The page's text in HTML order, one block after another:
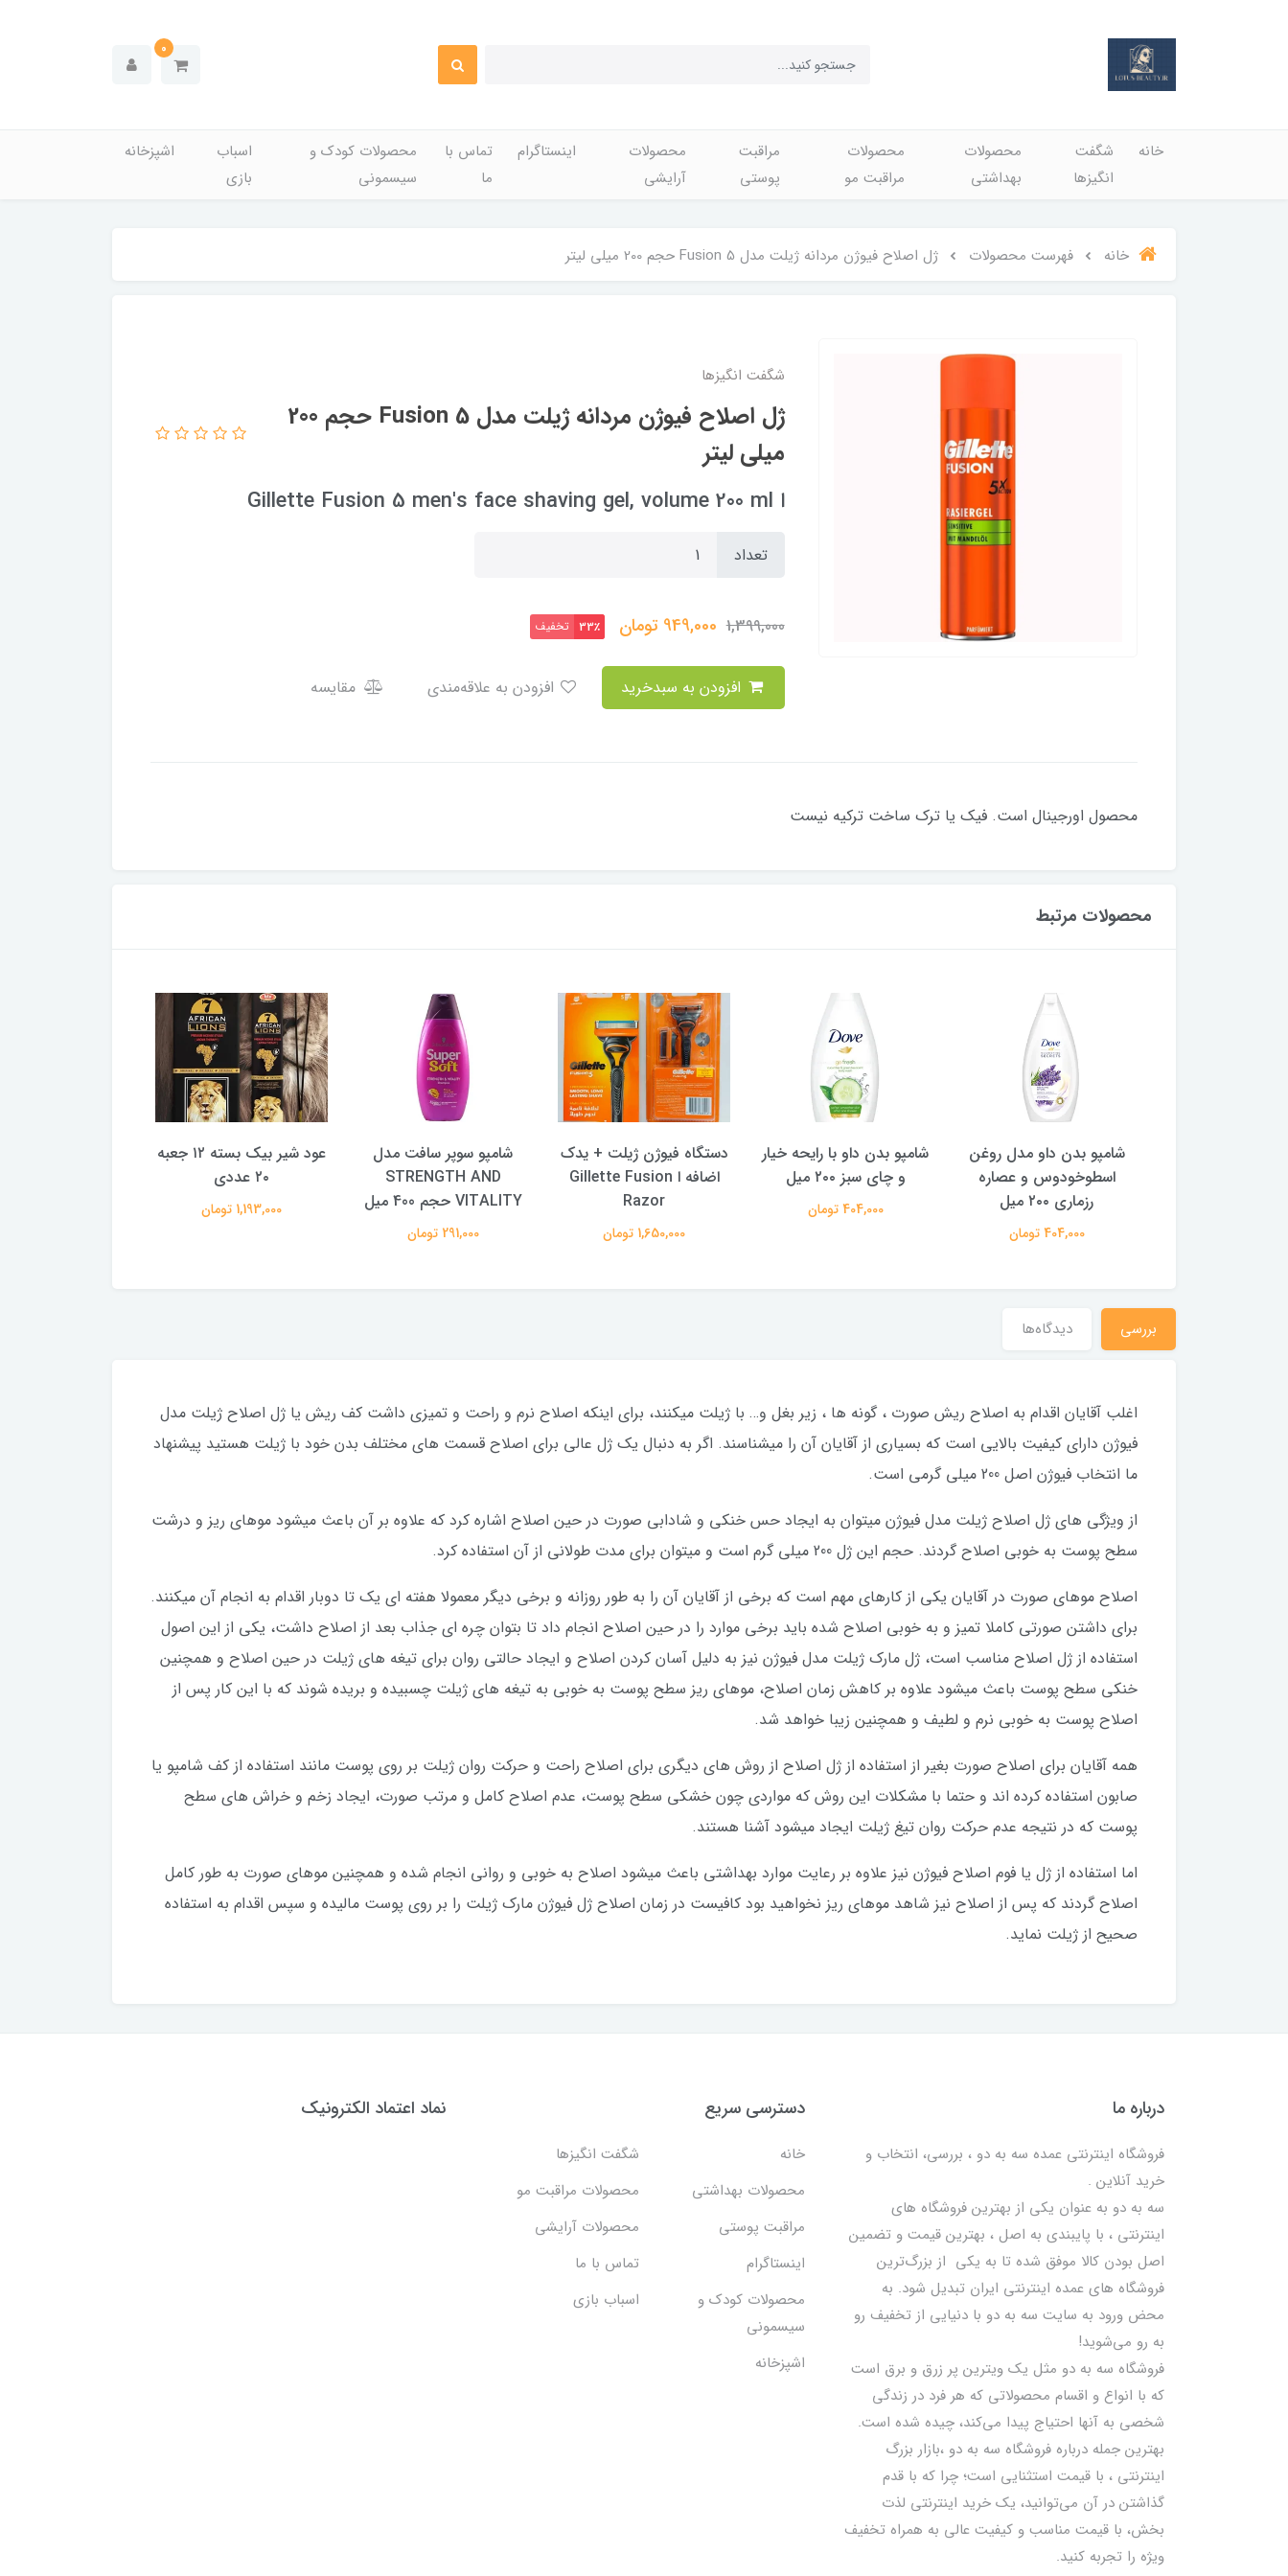
0
خانه
شگفت
انگيزها
محصولات
بهداشتي
محصولات
مراقبت مو
مراقبت
پوستی
محصولات
آرایشی
اینستاگرام
تماس با
ما
محصولات کودک و
سیسمونی
اسباب
بازی
اشپزخانه
خانه فهرست محصولات ژل اصلاح فیوژن مردانه ژیلت مدل Fusion 5 حجم 200 میلی لیتر
شگفت انگيزها
ژل اصلاح فیوژن مردانه ژیلت مدل Fusion 5 حجم 200
میلی لیتر
ا Gillette Fusion 5 men's face shaving gel, volume 200 ml
تعداد
1,399,000
949,000 تومان 33٪ تخفیف
مقایسه
محصول اورجینال است. فیک یا ترک ساخت ترکیه نیست
محصولات مرتبط
شامپو بدن ‌داو مدل روغن
اسطوخودوس و عصاره
رزماری ۲۰۰ میل
404,000 تومان
شامپو بدن داو با رایحه خیار
و چای سبز ۲۰۰ میل
404,000 تومان
دستگاه فیوژن ژیلت + یدک
اضافه ا Gillette Fusion
Razor
1,650,000 تومان
شامپو سوپر سافت مدل
STRENGTH AND
VITALITY حجم 400 میل
291,000 تومان
عود شیر بیک بسته ۱۲ جعبه
۲۰ عددی
1,193,000 تومان
بررسی دیدگاه‌ها
اغلب آقایان اقدام به اصلاح ریش صورت ، گونه ها ، زیر بغل و… با ژیلت میکنند، برای اینکه اصلاح نرم و راحت و تمیزی داشت کف ریش یا ژل اصلاح ژیلت مدل
فیوژن دارای کیفیت بالایی است که بسیاری از آقایان آن را میشناسند. اگر به دنبال یک ژل عالی برای اصلاح قسمت های مختلف بدن خود با ژیلت هستید پیشنهاد
ما انتخاب فیوژن اصل 200 میلی گرمی است.
از ویژگی های ژل اصلاح ژیلت مدل فیوژن میتوان به ایجاد حس خنکی و شادابی صورت در حین اصلاح اشاره کرد که علاوه بر آن باعث میشود موهای ریز و درشت
سطح پوست به خوبی اصلاح گردند. حجم این ژل 200 میلی گرم است و میتوان برای مدت طولانی از آن استفاده کرد.
اصلاح موهای صورت در آقایان یکی از کارهای مهم است که برخی از آقایان آن را به طور روزانه و برخی دیگر معمولا هفته ای یک تا دوبار اقدام به انجام آن میکنند.
برای داشتن صورتی کاملا تمیز و به خوبی اصلاح شده باید برخی موارد را در حین اصلاح انجام داد تا بتوان چره ای جذاب بعد از اصلاح داشت، یکی از این اصول
استفاده از ژل اصلاح مناسب است، ژل مارک ژیلت مدل فیوژن نیز به دلیل آسان کردن اصلاح و ایجاد حالتی روان برای تیغه های ژیلت در حین اصلاح و همچنین
خنکی سطح پوست باعث میشود علاوه بر کاهش زمان اصلاح، موهای ریز سطح پوست به خوبی به تیغه های ژیلت چسبیده و بریده شوند که با این کار پس از
اصلاح پوست به خوبی نرم و لطیف و همچنین زیبا خواهد شد.
همه آقایان برای اصلاح صورت بغیر از استفاده از ژل اصلاح از روش های دیگری برای اصلاح راحت و حرکت روان ژیلت بر روی پوست مانند استفاده از کف شامپو یا
صابون استفاده کرده اند و حتما با مشکلات این روش که مواردی چون خشکی سطح پوست، عدم اصلاح کامل و مرتب صورت، ایجاد زخم و خراش های سطح
پوست که در نتیجه عدم حرکت روان تیغ ژیلت ایجاد میشود آشنا هستند.
اما استفاده از ژل یا فوم اصلاح فیوژن نیز علاوه بر رعایت موارد بهداشتی باعث میشود اصلاح به خوبی و روانی انجام شده و همچنین موهای صورت به طور کامل
اصلاح گردند که پس از اصلاح نیز شاهد موهای ریز نخواهید بود کافیست در زمان اصلاح ژل فیوژن مارک ژیلت را بر روی پوست مالیده و سپس اقدام به استفاده
صحیح از ژیلت نماید.
درباره ما
فروشگاه اینترنتی عمده سه به دو ، بررسی، انتخاب و
خرید آنلاین .
سه به دو به عنوان یکی از بهترين فروشگاه های
اینترنتی ، با پایبندی به اصل ، بهترين قيمت و تضمین
اصل‌ بودن کالا موفق شده تا به يكي از بزرگ‌ترين
فروشگاه هاي عمده اینترنتی ایران تبدیل شود. به
محض ورود به سایت سه به دو با دنیایی از تخفيف رو
به رو می‌شوید!
فروشگاه سه به دو مثل یک ویترین پر زرق و برق است
که با انواع و اقسام محصولاتی که هر فرد در زندگی
شخصی به آنها احتیاج پیدا می‌کند، چیده شده است.
بهترين جمله درباره فروشگاه سه به دو ،بازار بزرگ
اینترنتی ، با قيمت استثنايي است؛ چرا که با قدم
گذاشتن در آن می‌توانید، یک خرید اینترنتی لذت
بخش، با قیمت مناسب و کیفیت عالی به همراه تخفیف
ویژه را تجربه کنید.
دسترسی سریع
خانه
شگفت انگيزها
محصولات بهداشتي
محصولات مراقبت مو
مراقبت پوستی
محصولات آرایشی
اینستاگرام
تماس با ما
محصولات کودک و
سیسمونی
اسباب بازی
اشپزخانه
نماد اعتماد الکترونیک